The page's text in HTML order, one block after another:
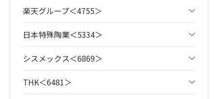
楽天グループ＜4755＞
日本特殊陶業＜5334＞
シスメックス＜6869＞
THK＜6481＞